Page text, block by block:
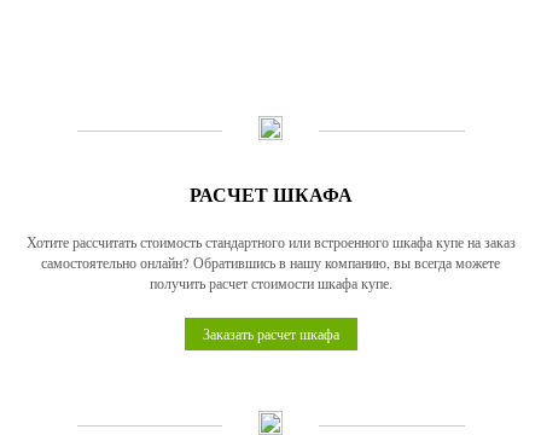
РАСЧЕТ ШКАФА
Хотите рассчитать стоимость стандартного или встроенного шкафа купе на заказ
самостоятельно онлайн? Обратившись в нашу компанию, вы всегда можете
получить расчет стоимости шкафа купе.
Заказать расчет шкафа